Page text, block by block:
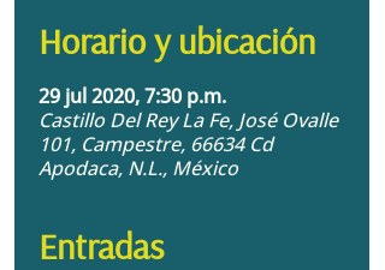
Horario y ubicación
29 jul 2020, 7:30 p.m.
Castillo Del Rey La Fe, José Ovalle
101, Campestre, 66634 Cd
Apodaca, N.L., México
Entradas